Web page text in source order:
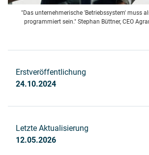
"Das unternehmerische 'Betriebssystem' muss
programmiert sein." Stephan Büttner, CEO
Erstveröffentlichung
24.10.2024
Letzte Aktualisierung
12.05.2026